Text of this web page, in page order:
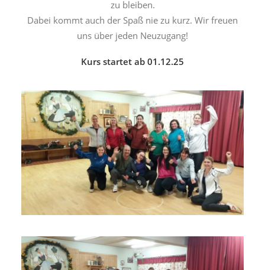
zu bleiben.
Dabei kommt auch der Spaß nie zu kurz. Wir freuen
uns über jeden Neuzugang!
Kurs startet ab 01.12.25